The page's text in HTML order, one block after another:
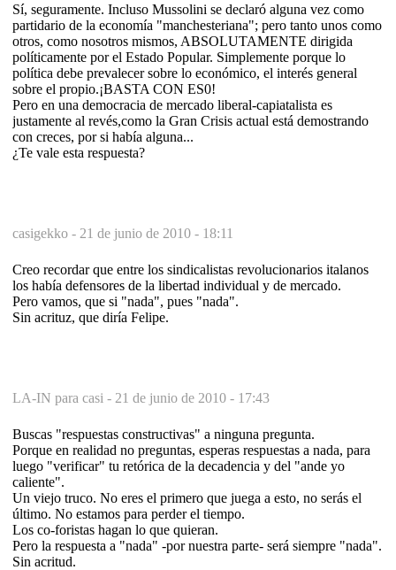
Sí, seguramente. Incluso Mussolini se declaró alguna vez como
partidario de la economía "manchesteriana"; pero tanto unos como
otros, como nosotros mismos, ABSOLUTAMENTE dirigida
políticamente por el Estado Popular. Simplemente porque lo
política debe prevalecer sobre lo económico, el interés general
sobre el propio.¡BASTA CON ES0!
Pero en una democracia de mercado liberal-capiatalista es
justamente al revés,como la Gran Crisis actual está demostrando
con creces, por si había alguna...
¿Te vale esta respuesta?
casigekko - 21 de junio de 2010 - 18:11
Creo recordar que entre los sindicalistas revolucionarios italanos
los había defensores de la libertad individual y de mercado.
Pero vamos, que si "nada", pues "nada".
Sin acrituz, que diría Felipe.
LA-IN para casi - 21 de junio de 2010 - 17:43
Buscas "respuestas constructivas" a ninguna pregunta.
Porque en realidad no preguntas, esperas respuestas a nada, para
luego "verificar" tu retórica de la decadencia y del "ande yo
caliente".
Un viejo truco. No eres el primero que juega a esto, no serás el
último. No estamos para perder el tiempo.
Los co-foristas hagan lo que quieran.
Pero la respuesta a "nada" -por nuestra parte- será siempre "nada".
Sin acritud.